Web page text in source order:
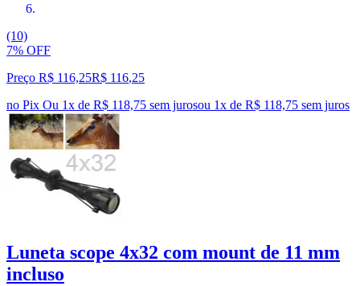
(10)
7% OFF
Preço R$ 116,25R$ 116,25
no Pix Ou 1x de R$ 118,75 sem jurosou 1x de R$ 118,75 sem juros
Luneta scope 4x32 com mount de 11 mm
incluso